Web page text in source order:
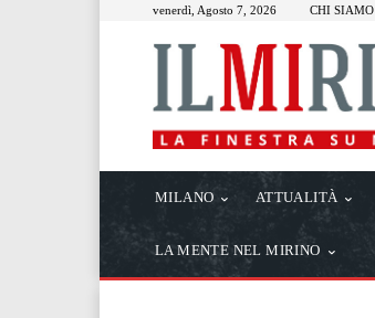
venerdì, Agosto 7, 2026 CHI SIAMO
MILANO ATTUALITÀ
LA MENTE NEL MIRINO